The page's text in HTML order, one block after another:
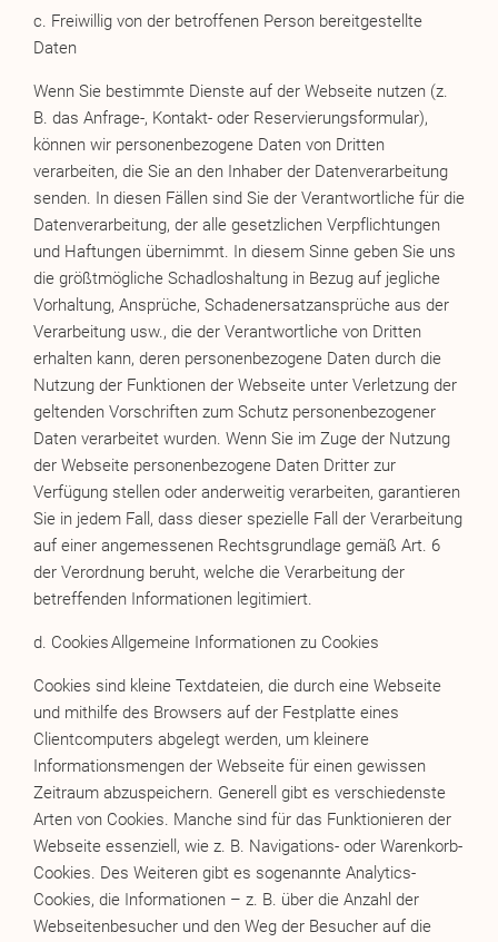
c. Freiwillig von der betroffenen Person bereitgestellte
Daten
Wenn Sie bestimmte Dienste auf der Webseite nutzen (z.
B. das Anfrage-, Kontakt- oder Reservierungsformular),
können wir personenbezogene Daten von Dritten
verarbeiten, die Sie an den Inhaber der Datenverarbeitung
senden. In diesen Fällen sind Sie der Verantwortliche für die
Datenverarbeitung, der alle gesetzlichen Verpflichtungen
und Haftungen übernimmt. In diesem Sinne geben Sie uns
die größtmögliche Schadloshaltung in Bezug auf jegliche
Vorhaltung, Ansprüche, Schadenersatzansprüche aus der
Verarbeitung usw., die der Verantwortliche von Dritten
erhalten kann, deren personenbezogene Daten durch die
Nutzung der Funktionen der Webseite unter Verletzung der
geltenden Vorschriften zum Schutz personenbezogener
Daten verarbeitet wurden. Wenn Sie im Zuge der Nutzung
der Webseite personenbezogene Daten Dritter zur
Verfügung stellen oder anderweitig verarbeiten, garantieren
Sie in jedem Fall, dass dieser spezielle Fall der Verarbeitung
auf einer angemessenen Rechtsgrundlage gemäß Art. 6
der Verordnung beruht, welche die Verarbeitung der
betreffenden Informationen legitimiert.
d. CookiesAllgemeine Informationen zu Cookies
Cookies sind kleine Textdateien, die durch eine Webseite
und mithilfe des Browsers auf der Festplatte eines
Clientcomputers abgelegt werden, um kleinere
Informationsmengen der Webseite für einen gewissen
Zeitraum abzuspeichern. Generell gibt es verschiedenste
Arten von Cookies. Manche sind für das Funktionieren der
Webseite essenziell, wie z. B. Navigations- oder Warenkorb-
Cookies. Des Weiteren gibt es sogenannte Analytics-
Cookies, die Informationen – z. B. über die Anzahl der
Webseitenbesucher und den Weg der Besucher auf die